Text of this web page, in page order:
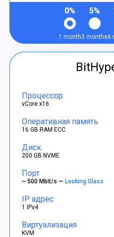
0%
1 month
5%
3 months6
Процессор
vCore x16
Оперативная память
16 GB RAM ECC
Диск
200 GB NVME
Порт
~ 500 Mbit/s —Looking Glass
IP адрес
1 IPv4
Виртуализация
KVM